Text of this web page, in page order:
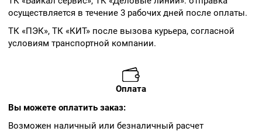
осуществляется в течение 3 рабочих дней после оплаты.
ТК «ПЭК», ТК «КИТ» после вызова курьера, согласной
условиям транспортной компании.
Оплата
Вы можете оплатить заказ:
Возможен наличный или безналичный расчет